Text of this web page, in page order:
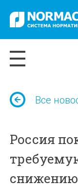
Все
Россия
снижению